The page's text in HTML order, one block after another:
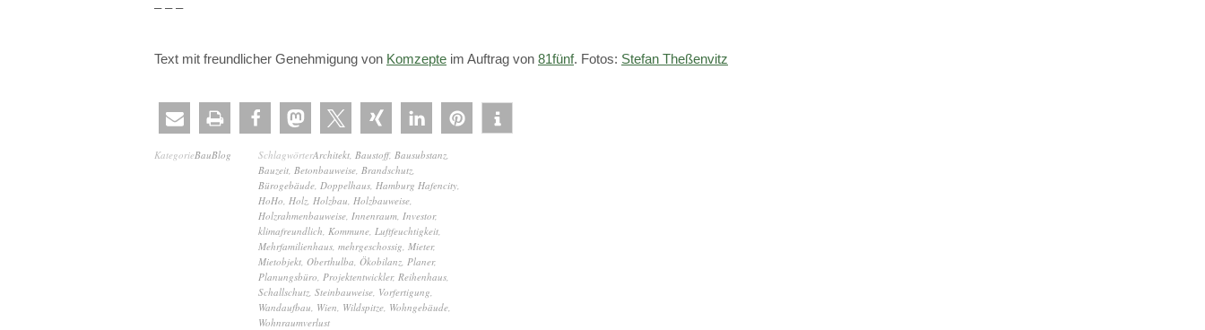
– – –
Text mit freundlicher Genehmigung von Komzepte im Auftrag von 81fünf. Fotos: Stefan Theßenvitz
KategorieBauBlog SchlagwörterArchitekt Baustoff, Bausubstanz
Bauzeit Betonbauweise Brandschutz
Bürogebäude Doppelhaus Hamburg Hafencity
HoHo Holz Holzbau Holzbauweise
Holzrahmenbauweise Innenraum Investor,
klimafreundlich Kommune Luftfeuchtigkeit
Mehrfamilienhaus mehrgeschossig Mieter,
Mietobjekt Oberthulba Ökobilanz Planer,
Planungsbüro Projektentwickler, Reihenhaus
Schallschutz Steinbauweise Vorfertigung
Wandaufbau Wien Wildspitze Wohngebäude
Wohnraumverlust